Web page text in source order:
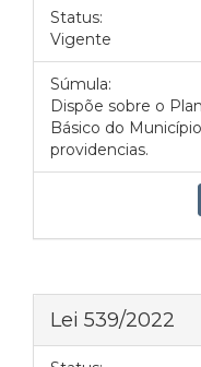
Status:
Vigente
Súmula:
Dispõe sobre o
Básico do
providencias.
Lei 539/2022